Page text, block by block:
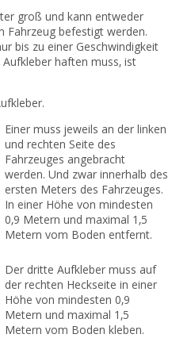
groß und kann entweder
Fahrzeug befestigt werden.
bis zu einer Geschwindigkeit
haften muss, ist
Einer muss jeweils an der linken
und rechten Seite des
Fahrzeuges angebracht
werden. Und zwar innerhalb des
ersten Meters des Fahrzeuges.
In einer Höhe von mindesten
0,9 Metern und maximal 1,5
Metern vom Boden entfernt.
Der dritte Aufkleber muss auf
der rechten Heckseite in einer
Höhe von mindesten 0,9
Metern und maximal 1,5
Metern vom Boden kleben.